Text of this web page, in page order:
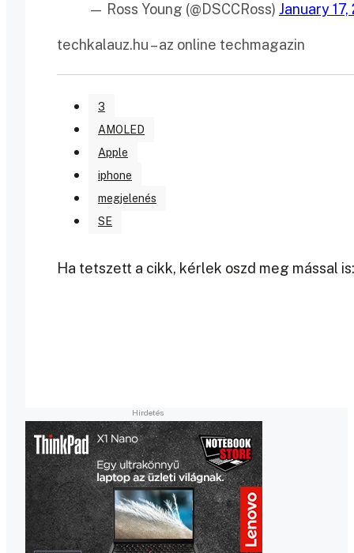
— Ross Young (@DSCCRoss) January
techkalauz.hu – az online techmagazin
3
AMOLED
Apple
iphone
megjelenés
SE
Ha tetszett a cikk, kérlek oszd meg mással is: